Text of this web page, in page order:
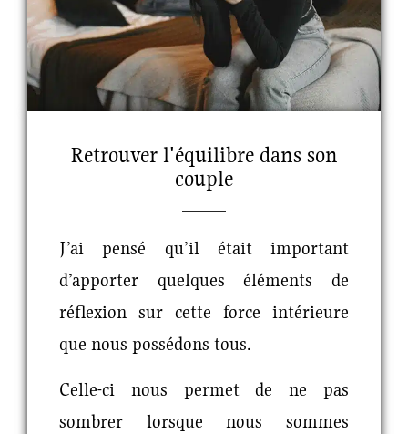
Retrouver l'équilibre dans son
couple
J’ai pensé qu’il était important
d’apporter quelques éléments de
réflexion sur cette force intérieure
que nous possédons tous.
Celle-ci nous permet de ne pas
sombrer lorsque nous sommes